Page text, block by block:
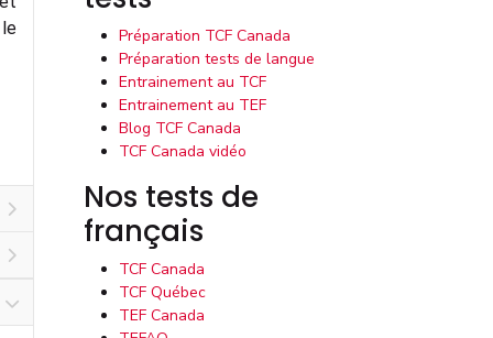
Préparation TCF Canada
Préparation tests de langue
Entrainement au TCF
Entrainement au TEF
Blog TCF Canada
TCF Canada vidéo
Nos tests de
français
TCF Canada
TCF Québec
TEF Canada